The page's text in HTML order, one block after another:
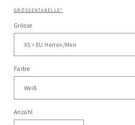
GRÖSSENTABELLE*
Grösse
Farbe
Anzahl